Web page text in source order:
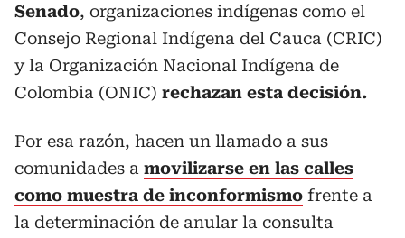
Senado, organizaciones indígenas como el
Consejo Regional Indígena del Cauca (CRIC)
y la Organización Nacional Indígena de
Colombia (ONIC) rechazan esta decisión.
Por esa razón, hacen un llamado a sus
comunidades a movilizarse en las calles
como muestra de inconformismo frente a
la determinación de anular la consulta